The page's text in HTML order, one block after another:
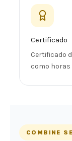
Certificado
Certificado
como
COMBINE